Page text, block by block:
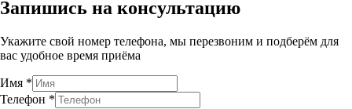
Запишись на консультацию
Укажите свой номер телефона, мы перезвоним и подберём для
вас удобное время приёма
Имя *
Телефон *